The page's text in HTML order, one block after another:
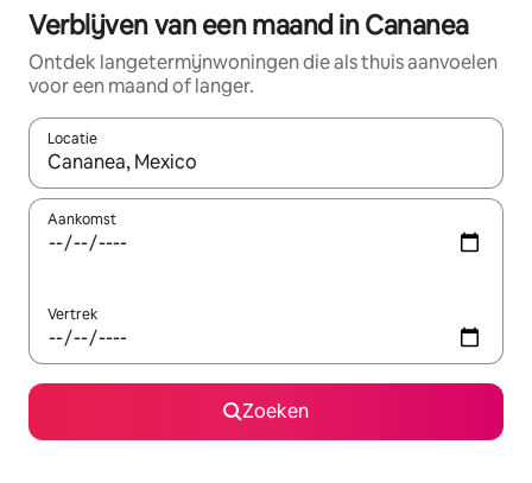
Verblijven van een maand in Cananea
Ontdek langetermijnwoningen die als thuis aanvoelen
voor een maand of langer.
Locatie
Wanneer er resultaten beschikbaar zijn, maak je een keuze
Aankomst
Vertrek
Zoeken